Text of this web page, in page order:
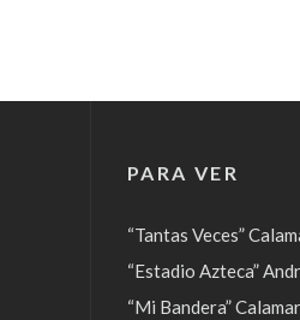
PARA VER
“Tantas Veces”
“Estadio Azteca”
“Mi Bandera”